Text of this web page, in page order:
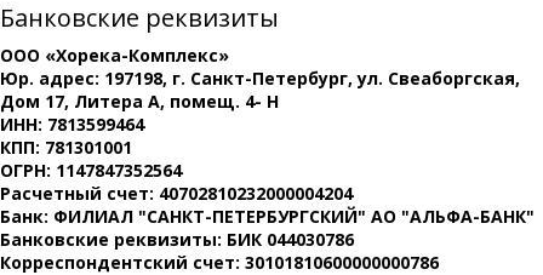
Банковские реквизиты
ООО «Хорека-Комплекс»
Юр. адрес: 197198, г. Санкт-Петербург, ул. Свеаборгская,
Дом 17, Литера А, помещ. 4- Н
ИНН: 7813599464
КПП: 781301001
ОГРН: 1147847352564
Расчетный счет: 40702810232000004204
Банк: ФИЛИАЛ "САНКТ-ПЕТЕРБУРГСКИЙ" АО "АЛЬФА-БАНК"
Банковские реквизиты: БИК 044030786
Корреспондентский счет: 30101810600000000786